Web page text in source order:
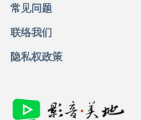
常见问题
联络我们
隐私权政策